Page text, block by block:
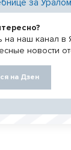
за Уралом
на наш канал в
новости
на Дзен